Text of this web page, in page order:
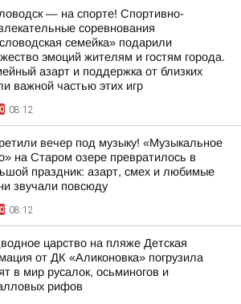
— на спорте! Спортивно-
соревнования
семейка» подарили
эмоций жителям и гостям города.
азарт и поддержка от близких
важной частью этих игр
08:12
вечер под музыку! «Музыкальное
на Старом озере превратилось в
праздник: азарт, смех и любимые
звучали повсюду
08:12
царство на пляже Детская
от ДК «Аликоновка» погрузила
в мир русалок, осьминогов и
рифов